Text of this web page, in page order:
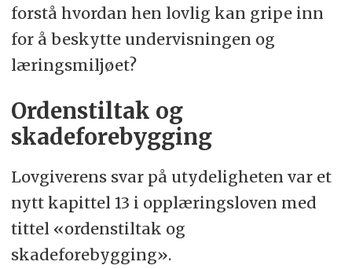
forstå hvordan hen lovlig kan gripe inn
for å beskytte undervisningen og
læringsmiljøet?
Ordenstiltak og
skadeforebygging
Lovgiverens svar på utydeligheten var et
nytt kapittel 13 i opplæringsloven med
tittel «ordenstiltak og
skadeforebygging».